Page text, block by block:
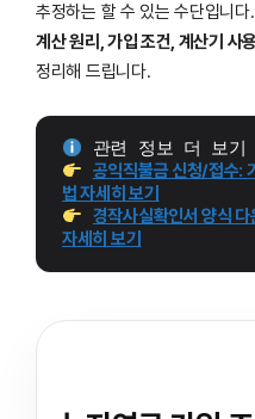
추정하는 할 수 있는 수단입니다
계산 원리, 가입 조건, 계산기 사
정리해 드립니다.
관련 정보 더 보기
공익직불금 신청/접수:
법 자세히 보기
경작사실확인서 양식
자세히 보기